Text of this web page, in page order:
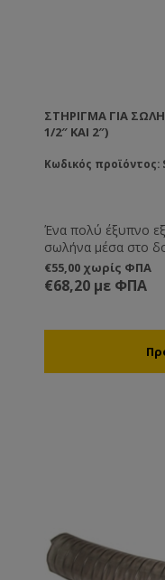
ΣΤΉΡΙΓΜΑ ΓΙΑ
1/2″ ΚΑΙ 2″)
Κωδικός προϊόντος:
Ένα πολύ έξυπνο
σωλήνα μέσα στο
το να στηρίξετε το
ενός δοχείου δεν
εξάρτημα. Αυτή η
εύκολη υπόθεση.
€55,00 χωρίς ΦΠΑ
€68,20 με ΦΠΑ